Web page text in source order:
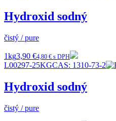
Hydroxid sodný
čistý / pure
1kg3,90 €4,80 € s DPH
L00297-25KGCAS: 1310-73-2
Hydroxid sodný
čistý / pure